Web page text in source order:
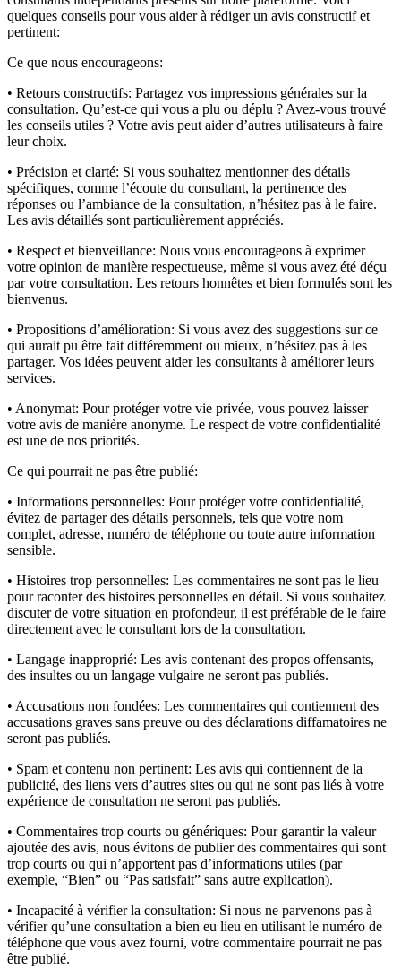
quelques conseils pour vous aider à rédiger un avis constructif et
pertinent:
Ce que nous encourageons:
• Retours constructifs: Partagez vos impressions générales sur la
consultation. Qu’est-ce qui vous a plu ou déplu ? Avez-vous trouvé
les conseils utiles ? Votre avis peut aider d’autres utilisateurs à faire
leur choix.
• Précision et clarté: Si vous souhaitez mentionner des détails
spécifiques, comme l’écoute du consultant, la pertinence des
réponses ou l’ambiance de la consultation, n’hésitez pas à le faire.
Les avis détaillés sont particulièrement appréciés.
• Respect et bienveillance: Nous vous encourageons à exprimer
votre opinion de manière respectueuse, même si vous avez été déçu
par votre consultation. Les retours honnêtes et bien formulés sont les
bienvenus.
• Propositions d’amélioration: Si vous avez des suggestions sur ce
qui aurait pu être fait différemment ou mieux, n’hésitez pas à les
partager. Vos idées peuvent aider les consultants à améliorer leurs
services.
• Anonymat: Pour protéger votre vie privée, vous pouvez laisser
votre avis de manière anonyme. Le respect de votre confidentialité
est une de nos priorités.
Ce qui pourrait ne pas être publié:
• Informations personnelles: Pour protéger votre confidentialité,
évitez de partager des détails personnels, tels que votre nom
complet, adresse, numéro de téléphone ou toute autre information
sensible.
• Histoires trop personnelles: Les commentaires ne sont pas le lieu
pour raconter des histoires personnelles en détail. Si vous souhaitez
discuter de votre situation en profondeur, il est préférable de le faire
directement avec le consultant lors de la consultation.
• Langage inapproprié: Les avis contenant des propos offensants,
des insultes ou un langage vulgaire ne seront pas publiés.
• Accusations non fondées: Les commentaires qui contiennent des
accusations graves sans preuve ou des déclarations diffamatoires ne
seront pas publiés.
• Spam et contenu non pertinent: Les avis qui contiennent de la
publicité, des liens vers d’autres sites ou qui ne sont pas liés à votre
expérience de consultation ne seront pas publiés.
• Commentaires trop courts ou génériques: Pour garantir la valeur
ajoutée des avis, nous évitons de publier des commentaires qui sont
trop courts ou qui n’apportent pas d’informations utiles (par
exemple, “Bien” ou “Pas satisfait” sans autre explication).
• Incapacité à vérifier la consultation: Si nous ne parvenons pas à
vérifier qu’une consultation a bien eu lieu en utilisant le numéro de
téléphone que vous avez fourni, votre commentaire pourrait ne pas
être publié.